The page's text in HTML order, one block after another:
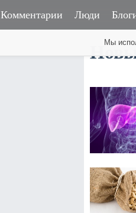
Комментарии Люди
Мы